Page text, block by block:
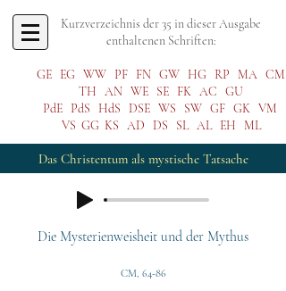
Kurzverzeichnis der 35 in dieser Ausgabe
enthaltenen Schriften:
GE EG WW PF FN GW HG RP MA CM
TH AN WE SE FK AC GU
PdE
PdS HdS DSE WS SW GF GK VM
VS GG KS AD DS SL AL EH ML
Das Christentum als mystische Tatsache
Die Mysterienweisheit und der Mythus
CM, 64-86